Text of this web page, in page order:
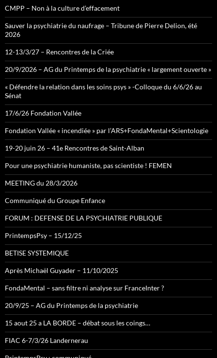
CMPP – Non à la culture d’effacement
Sauver la psychiatrie du naufrage – Tribune de Pierre Delion, été
2026
12-13/3/27 – Rencontres de la Criée
20/9/2026 – AG du Printemps de la psychiatrie « largement ouverte »
« Défendre la relation dans les soins psys » -Colloque du 6/6/26 au
Sénat
17/6/26 Fondation Vallée
Fondation Vallée « incendiée » par l’ARS+FondaMental+Scientologie
19-20 juin 26 – 41e Rencontres de Saint-Alban
Pour une psychiatrie humaniste, pas scientiste ! FEMEN
MEETING du 28/3/2026
Communiqué du Groupe Enfance
FORUM : DEFENSE DE LA PSYCHIATRIE PUBLIQUE
PrintempsPsy – 15/12/25
BETISE SYSTEMIQUE
Après Michaël Guyader – 11/10/2025
FondaMental – sans filtre ni analyse sur FranceInter ?
20/9/25 – AG du Printemps de la psychiatrie
15 aout 25 a LA BORDE – débat sous les coings…
FIAC 6-7/3/26 Landernerau